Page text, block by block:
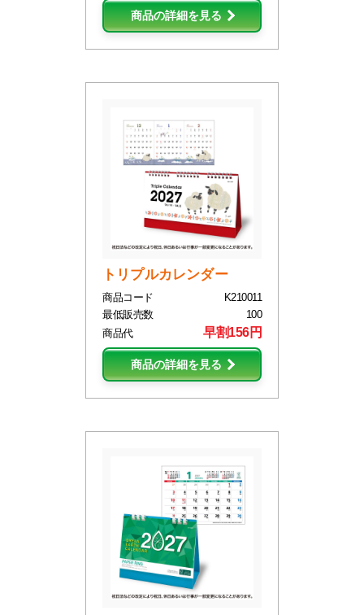
商品の詳細を見る
トリプルカレンダー
商品コード
K210011
最低販売数
100
商品代
早割156円
商品の詳細を見る